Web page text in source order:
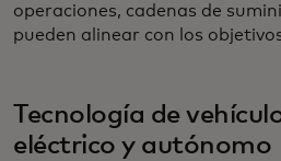
operaciones, cadenas de
pueden alinear con los
Tecnología de
eléctrico y autónomo